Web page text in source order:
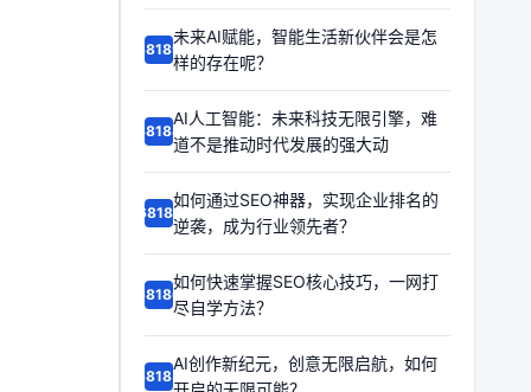
68189
未来AI赋能，智能生活新伙伴会是怎
样的存在呢？
68188
AI人工智能：未来科技无限引擎，难
道不是推动时代发展的强大动
68187
如何通过SEO神器，实现企业排名的
逆袭，成为行业领先者？
68186
如何快速掌握SEO核心技巧，一网打
尽自学方法？
68185
AI创作新纪元，创意无限启航，如何